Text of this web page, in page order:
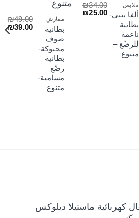
ملابس
ألفا بيبي-
بطانية
ناعمة
للرضّع –
متنوع
₪34.00
السعر₪25.00
الحاليمفارش
بطانية
صوف
محبوكة-
بطانية
رضّع
مسامية-
متنوع
₪49.00
السعر₪39.00
كهربائية ماستيلا ديلوكس